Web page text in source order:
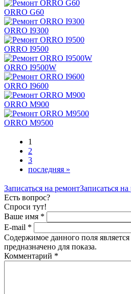
ORRO G60
ORRO I9300
ORRO I9500
ORRO I9500W
ORRO I9600
ORRO M900
ORRO M9500
1
2
3
последняя »
Записаться на ремонтЗаписаться
Есть вопрос?
Спроси тут!
Ваше имя *
E-mail *
Содержимое данного поля
предназначено для показа.
Комментарий *